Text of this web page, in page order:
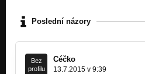
Poslední názory
Bez
profilu
Céčko
13.7.2015 v 9:39